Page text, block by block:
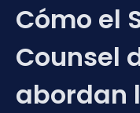
Cómo el
Counsel
abordan